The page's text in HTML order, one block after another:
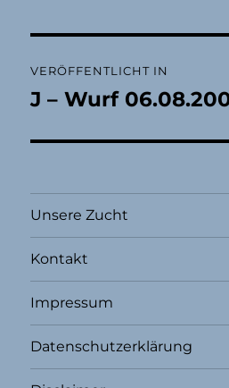
VERÖFFENTLICHT IN
J – Wurf
Unsere Zucht
Kontakt
Impressum
Datenschutzerklärung